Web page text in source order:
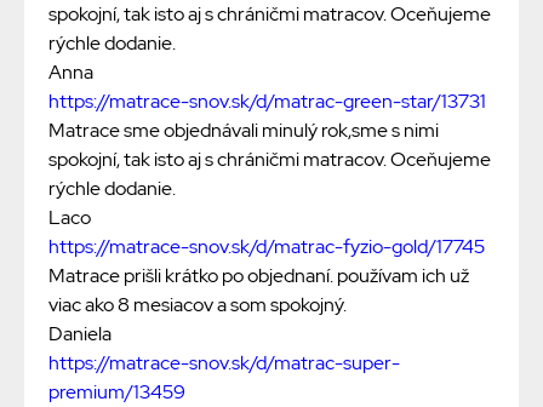
spokojní, tak isto aj s chráničmi matracov. Oceňujeme
rýchle dodanie.
Anna
https://matrace-snov.sk/d/matrac-green-star/13731
Matrace sme objednávali minulý rok,sme s nimi
spokojní, tak isto aj s chráničmi matracov. Oceňujeme
rýchle dodanie.
Laco
https://matrace-snov.sk/d/matrac-fyzio-gold/17745
Matrace prišli krátko po objednaní. používam ich už
viac ako 8 mesiacov a som spokojný.
Daniela
https://matrace-snov.sk/d/matrac-super-
premium/13459